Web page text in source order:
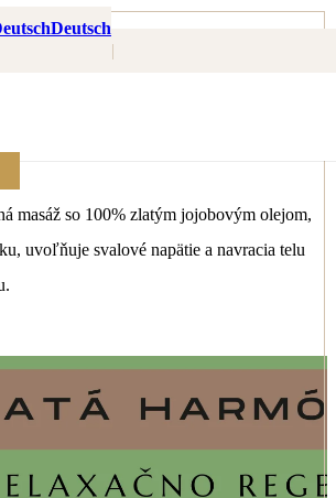
Deutsch
|
masáž so 100% zlatým jojobovým olejom,
uvoľňuje svalové napätie a navracia telu